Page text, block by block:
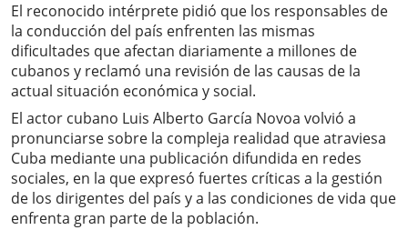
El reconocido intérprete pidió que los responsables de
la conducción del país enfrenten las mismas
dificultades que afectan diariamente a millones de
cubanos y reclamó una revisión de las causas de la
actual situación económica y social.
El actor cubano Luis Alberto García Novoa volvió a
pronunciarse sobre la compleja realidad que atraviesa
Cuba mediante una publicación difundida en redes
sociales, en la que expresó fuertes críticas a la gestión
de los dirigentes del país y a las condiciones de vida que
enfrenta gran parte de la población.